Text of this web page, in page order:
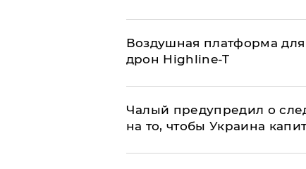
Воздушная платформа
дрон Highline-T
Чалый предупредил о
на то, чтобы Украина